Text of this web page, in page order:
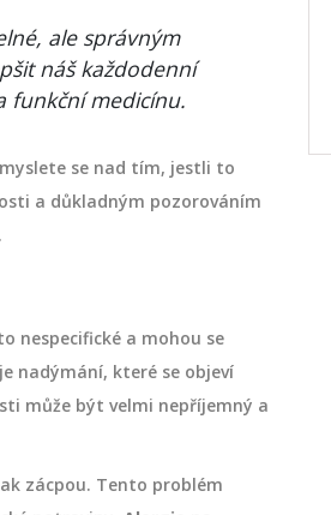
ale správným
náš každodenní
funkční medicínu.
se nad tím, jestli to
a důkladným pozorováním
nespecifické a mohou se
nadýmání, které se objeví
může být velmi nepříjemný a
zácpou. Tento problém
holení a péče, abyste
a vrostlým chlupům.